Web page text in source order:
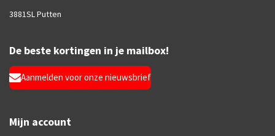
3881SL Putten
De beste kortingen in je mailbox!
Aanmelden voor onze nieuwsbrief
Mijn account